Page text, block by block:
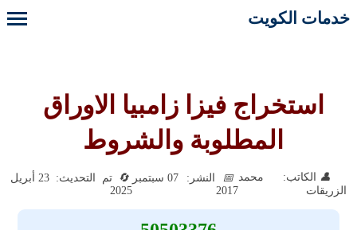
خدمات الكويت
استخراج فيزا زامبيا الاوراق
المطلوبة والشروط
الكاتب: محمد
الزريقات
النشر: 07 سبتمبر
2017
تم التحديث: 23 أبريل
2025